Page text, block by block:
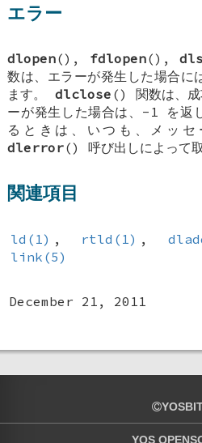
エラー
dlopen(), fdlopen(),
数は、エラーが発生した場合に
ます。 dlclose () 関数は、成
ーが発生した場合は、-1 を返
るときは、いつも、メッセ
dlerror() 呼び出しによって取
関連項目
ld(1) , rtld(1) ,
link(5)
December 21, 2011
YOS